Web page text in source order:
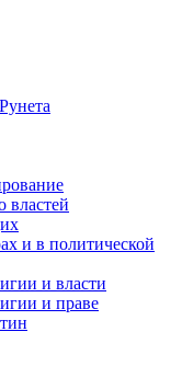
властей
и в политической
и власти
и праве